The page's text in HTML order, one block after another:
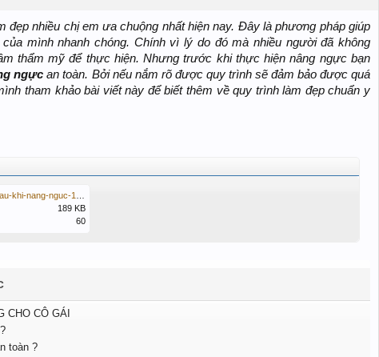
đẹp nhiều chị em ưa chuộng nhất hiện nay. Đây là phương pháp giúp
mình nhanh chóng. Chính vì lý do đó mà nhiều người đã không
thẩm mỹ để thực hiện. Nhưng trước khi thực hiện nâng ngực bạn
ngực an toàn. Bởi nếu nắm rõ được quy trình sẽ đảm bảo được quá
tham khảo bài viết này để biết thêm về quy trình làm đẹp chuẩn y
189 KB
60
CHO CÔ GÁI
toàn ?